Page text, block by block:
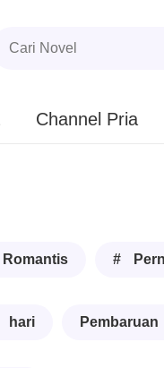
Channel Pria
#
hari